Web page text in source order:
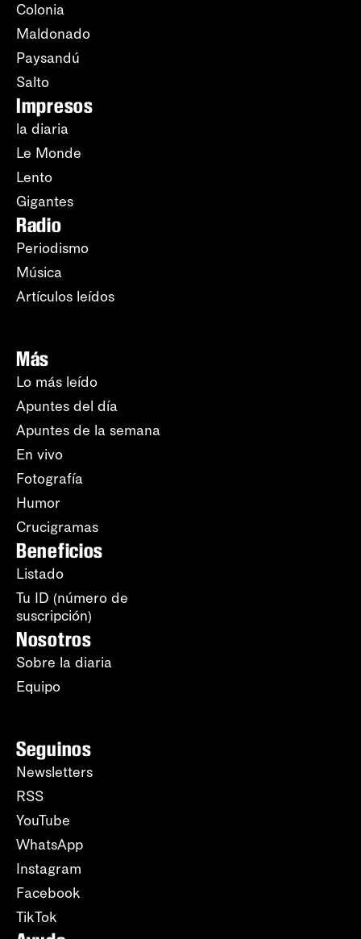
Colonia
Maldonado
Paysandú
Salto
Impresos
la diaria
Le Monde
Lento
Gigantes
Radio
Periodismo
Música
Artículos leídos
Más
Lo más leído
Apuntes del día
Apuntes de la semana
En vivo
Fotografía
Humor
Crucigramas
Beneficios
Listado
Tu ID (número de
suscripción)
Nosotros
Sobre la diaria
Equipo
Seguinos
Newsletters
RSS
YouTube
WhatsApp
Instagram
Facebook
TikTok